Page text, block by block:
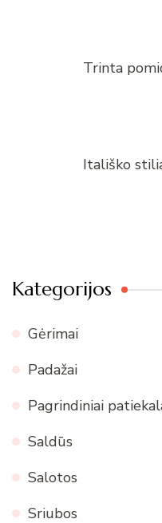
Trinta
Itališko
Kategorijos
Gėrimai
Padažai
Pagrindiniai
Saldūs
Salotos
Sriubos